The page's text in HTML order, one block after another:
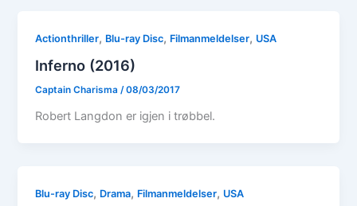
Actionthriller, Blu-ray Disc, Filmanmeldelser, USA
Inferno (2016)
Captain Charisma/08/03/2017
Robert Langdon er igjen i trøbbel.
Blu-ray Disc, Drama, Filmanmeldelser, USA